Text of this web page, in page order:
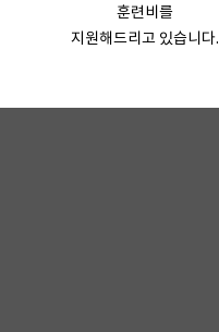
훈련비를
지원해드리고 있습니다.